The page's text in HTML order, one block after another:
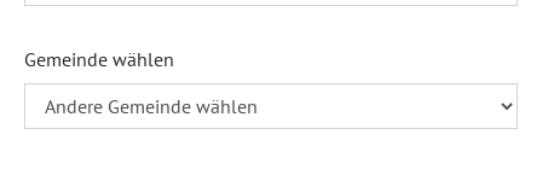
Gemeinde wählen